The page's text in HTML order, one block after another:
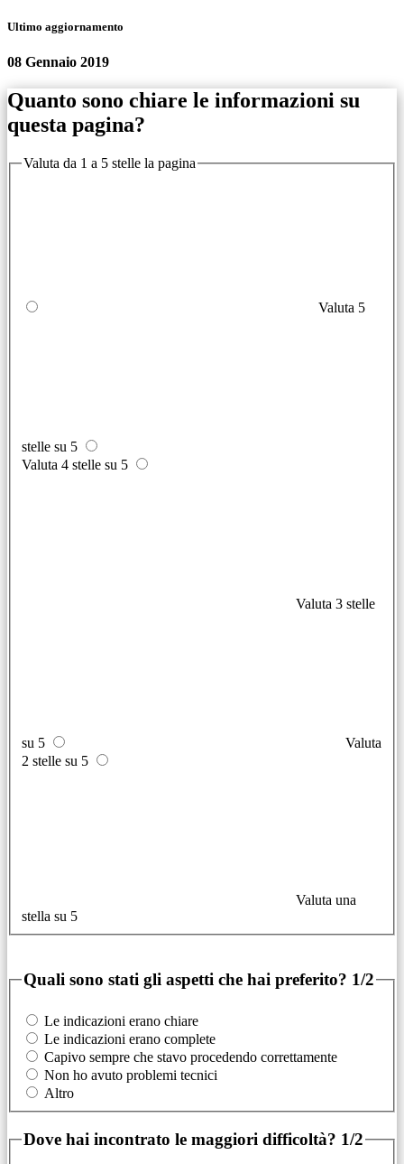
Ultimo aggiornamento
08 Gennaio 2019
Quanto sono chiare le informazioni su
questa pagina?
Valuta da 1 a 5 stelle la pagina
Valuta 5
stelle su 5
Valuta 4 stelle su 5
Valuta 3 stelle
su 5
Valuta
2 stelle su 5
Valuta una
stella su 5
Quali sono stati gli aspetti che hai preferito? 1/2
Le indicazioni erano chiare
Le indicazioni erano complete
Capivo sempre che stavo procedendo correttamente
Non ho avuto problemi tecnici
Altro
Dove hai incontrato le maggiori difficoltà? 1/2